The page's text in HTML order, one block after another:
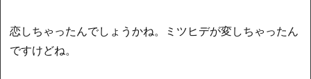
恋しちゃったんでしょうかね。ミツヒデが変しちゃったん
ですけどね。